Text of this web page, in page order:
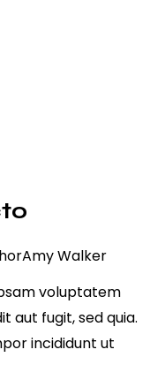
Amy Walker
voluptatem
aut fugit, sed quia.
incididunt ut